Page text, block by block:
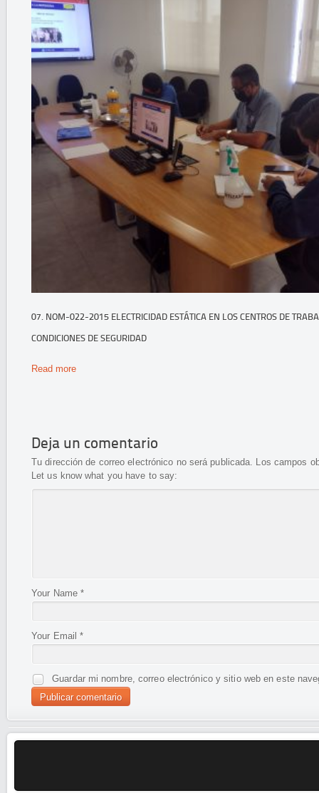
07. NOM-022-2015 ELECTRICIDAD ESTÁTICA EN LOS CENTROS DE
CONDICIONES DE SEGURIDAD
Read more
Deja un comentario
Tu dirección de correo electrónico no será publicada. Los campos
Let us know what you have to say:
Your Name *
Your Email *
Guardar mi nombre, correo electrónico y sitio web en este